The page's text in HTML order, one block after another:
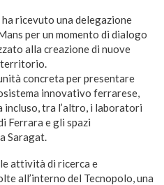
ricevuto una delegazione
per un momento di dialogo
alla creazione di nuove
concreta per presentare
innovativo ferrarese,
tra l’altro, i laboratori
Ferrara e gli spazi
Saragat.
attività di ricerca e
all’interno del Tecnopolo, una